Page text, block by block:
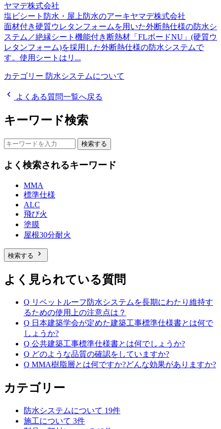
ヤマデ株式会社
塩ビシート防水・屋上防水のアーキヤマデ株式会社
面材付き硬質ウレタンフォームを用いた外断熱仕様の防水シ
ステム／絶縁シート機能付き断熱材「FLボードNU」(硬質ウ
レタンフォーム)を採用した外断熱仕様の防水システムで
す。使用シートはリ...
カテゴリー 防水システムについて
chevron_left よくある質問一覧へ戻る
キーワード検索
検索する
よく検索されるキーワード
MMA
標準仕様
ALC
飛び火
塗膜
屋根30分耐火
検索する chevron_right
よく見られている質問
Q リベットルーフ防水システムを長期にわたり維持す
るための使用上の注意点は？
Q 日本建築学会が定めた建築工事標準仕様書とは何で
しょうか?
Q 公共建築工事標準仕様書とは何でしょうか?
Q どのような品質の確認をしていますか?
Q MMA樹脂層とは何ですか?どんな効果がありますか?
カテゴリー
防水システムについて 19件
施工について 3件